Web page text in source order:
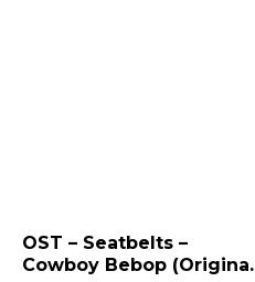
OST – Seatbelts –
Cowboy Bebop (Original